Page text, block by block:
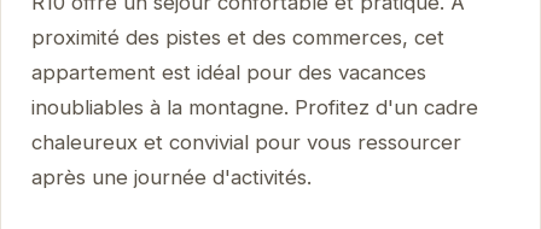
proximité des pistes et des commerces, cet
appartement est idéal pour des vacances
inoubliables à la montagne. Profitez d'un cadre
chaleureux et convivial pour vous ressourcer
après une journée d'activités.